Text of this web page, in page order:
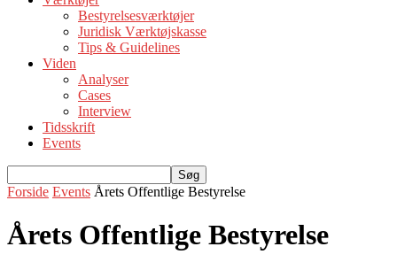
Bestyrelsesværktøjer
Juridisk Værktøjskasse
Tips & Guidelines
Viden
Analyser
Cases
Interview
Tidsskrift
Events
Forside Events Årets Offentlige Bestyrelse
Årets Offentlige Bestyrelse